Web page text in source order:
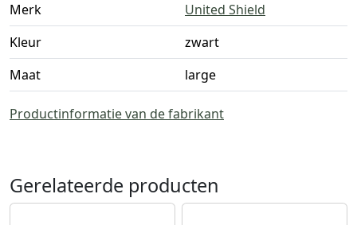
Merk
United Shield
Kleur
zwart
Maat
large
Productinformatie van de fabrikant
Gerelateerde producten